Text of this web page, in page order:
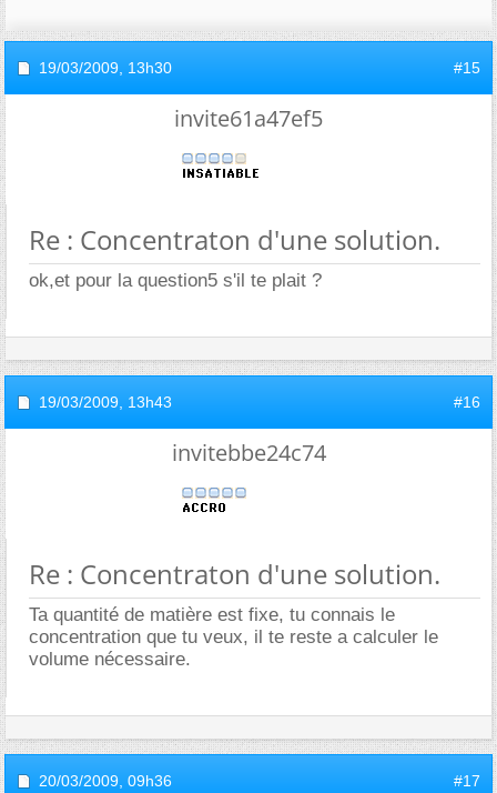
19/03/2009, 13h30 #15
invite61a47ef5
Re : Concentraton d'une solution.
ok,et pour la question5 s'il te plait ?
19/03/2009, 13h43 #16
invitebbe24c74
Re : Concentraton d'une solution.
Ta quantité de matière est fixe, tu connais le
concentration que tu veux, il te reste a calculer le
volume nécessaire.
20/03/2009, 09h36 #17